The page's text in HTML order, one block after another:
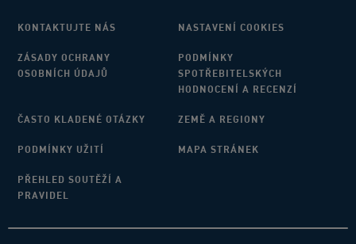
KONTAKTUJTE NÁS NASTAVENÍ COOKIES
ZÁSADY OCHRANY
OSOBNÍCH ÚDAJŮ
PODMÍNKY
SPOTŘEBITELSKÝCH
HODNOCENÍ A RECENZÍ
ČASTO KLADENÉ OTÁZKY ZEMĚ A REGIONY
PODMÍNKY UŽITÍ MAPA STRÁNEK
PŘEHLED SOUTĚŽÍ A
PRAVIDEL